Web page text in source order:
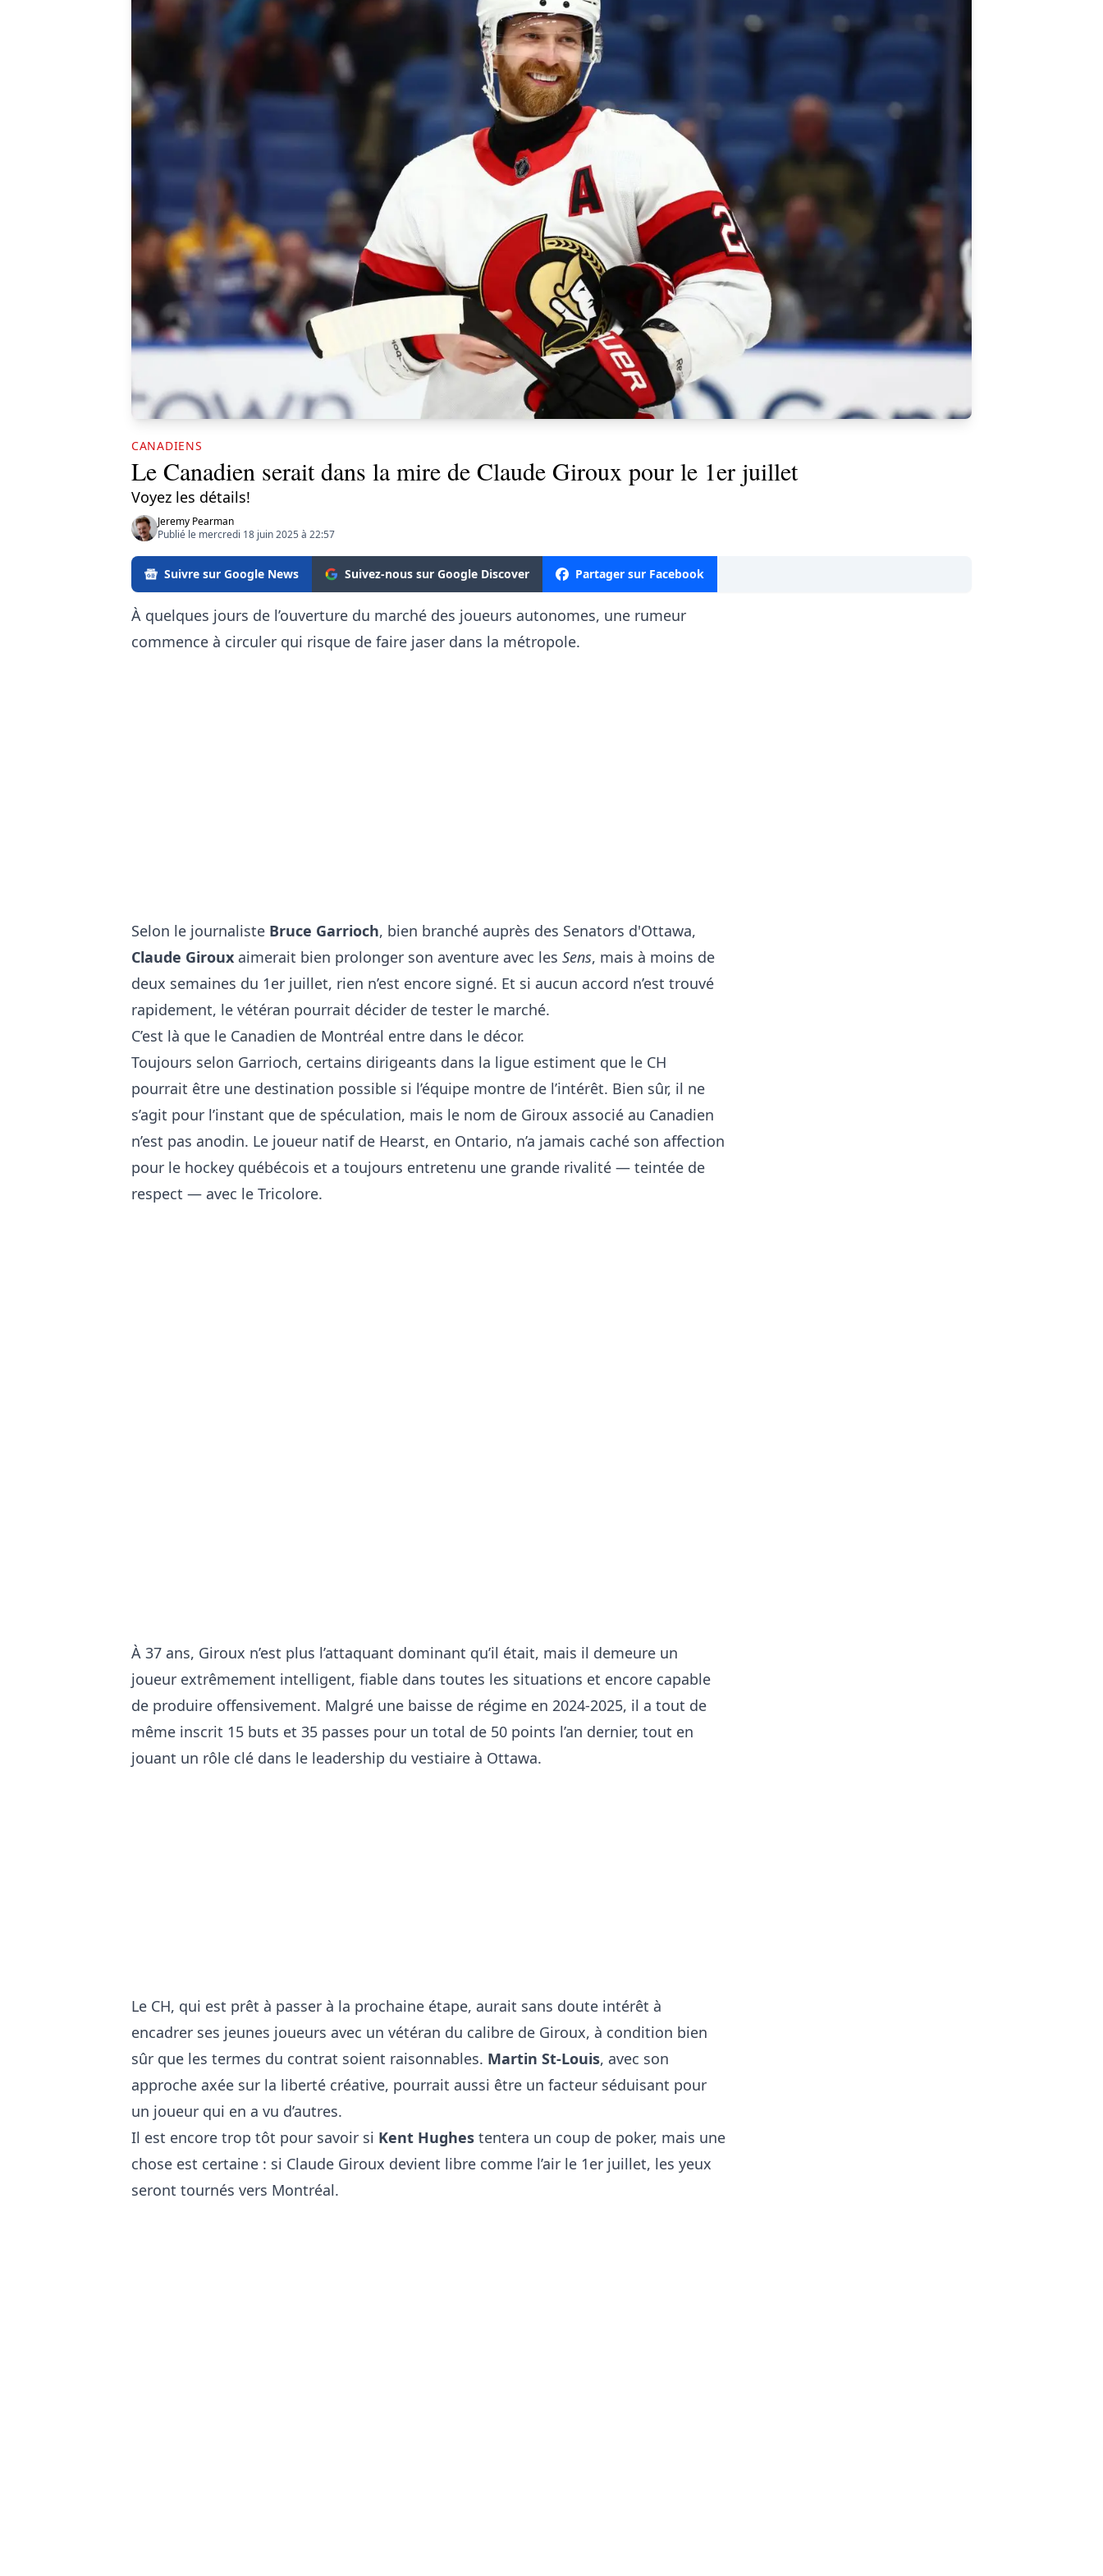
CANADIENS
Le Canadien serait dans la mire de Claude Giroux pour le 1er juillet
Voyez les détails!
Jeremy Pearman
Publié le mercredi 18 juin 2025 à 22:57
Suivre sur Google News Suivez-nous sur Google Discover Partager sur Facebook
À quelques jours de l’ouverture du marché des joueurs autonomes, une rumeur
commence à circuler qui risque de faire jaser dans la métropole.
Selon le journaliste Bruce Garrioch, bien branché auprès des Senators d'Ottawa,
Claude Giroux aimerait bien prolonger son aventure avec les Sens, mais à moins de
deux semaines du 1er juillet, rien n’est encore signé. Et si aucun accord n’est trouvé
rapidement, le vétéran pourrait décider de tester le marché.
C’est là que le Canadien de Montréal entre dans le décor.
Toujours selon Garrioch, certains dirigeants dans la ligue estiment que le CH
pourrait être une destination possible si l’équipe montre de l’intérêt. Bien sûr, il ne
s’agit pour l’instant que de spéculation, mais le nom de Giroux associé au Canadien
n’est pas anodin. Le joueur natif de Hearst, en Ontario, n’a jamais caché son affection
pour le hockey québécois et a toujours entretenu une grande rivalité — teintée de
respect — avec le Tricolore.
À 37 ans, Giroux n’est plus l’attaquant dominant qu’il était, mais il demeure un
joueur extrêmement intelligent, fiable dans toutes les situations et encore capable
de produire offensivement. Malgré une baisse de régime en 2024-2025, il a tout de
même inscrit 15 buts et 35 passes pour un total de 50 points l’an dernier, tout en
jouant un rôle clé dans le leadership du vestiaire à Ottawa.
Le CH, qui est prêt à passer à la prochaine étape, aurait sans doute intérêt à
encadrer ses jeunes joueurs avec un vétéran du calibre de Giroux, à condition bien
sûr que les termes du contrat soient raisonnables. Martin St-Louis, avec son
approche axée sur la liberté créative, pourrait aussi être un facteur séduisant pour
un joueur qui en a vu d’autres.
Il est encore trop tôt pour savoir si Kent Hughes tentera un coup de poker, mais une
chose est certaine : si Claude Giroux devient libre comme l’air le 1er juillet, les yeux
seront tournés vers Montréal.